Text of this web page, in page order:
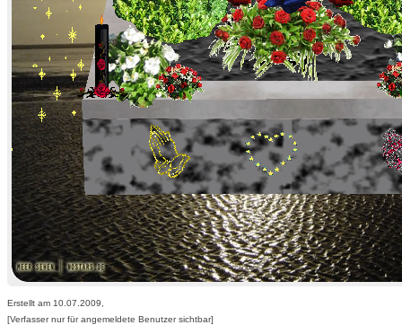
Erstellt am 10.07.2009,
[Verfasser nur für angemeldete Benutzer sichtbar]